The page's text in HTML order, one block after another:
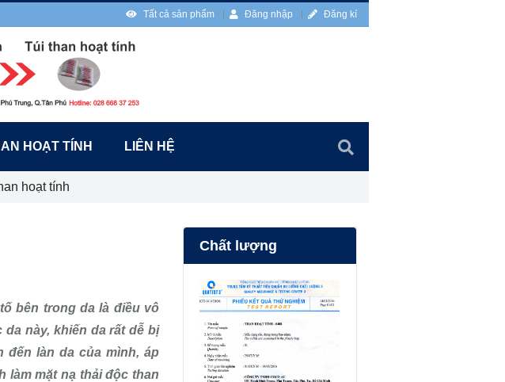
bên trong da là điều vô
này, khiến da rất dễ bị
đến làn da của mình, áp
làm mặt nạ thải độc than
Chất lượng
hoạt tính
Tất cả sản phẩm Đăng nhập Đăng kí
HOẠT TÍNH LIÊN HỆ